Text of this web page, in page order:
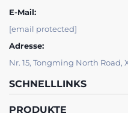
E-Mail:
[email protected]
Adresse:
Nr. 15, Tongming North Road,
SCHNELLLINKS
PRODUKTE